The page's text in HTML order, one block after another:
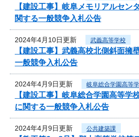
【建設工事】岐阜メモリアルセン
関する一般競争入札公告
2024年4月10日更新 武義高等学校
【建設工事】武義高校北側斜面擁
一般競争入札公告
2024年4月9日更新 岐阜総合学園高等
【建設工事】岐阜総合学園高等学
に関する一般競争入札公告
2024年4月9日更新 公共建築課